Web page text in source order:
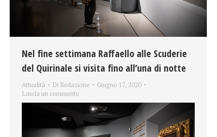
Nel fine settimana Raffaello alle Scuderie
del Quirinale si visita fino all’una di notte
Attualità Di Redazione
Giugno 17, 2020
Lascia un commento